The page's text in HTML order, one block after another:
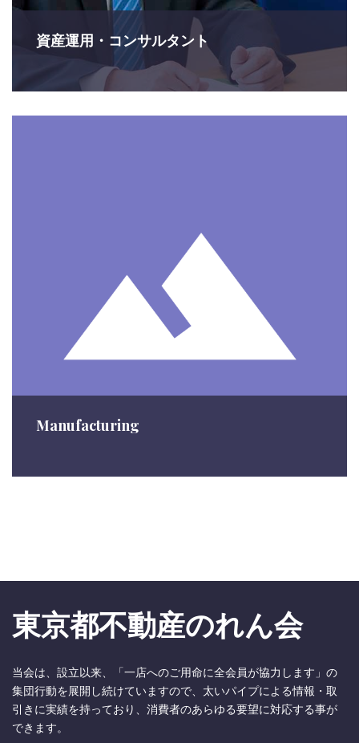
資産運用・コンサルタント
Manufacturing
東京都不動産のれん会
当会は、設立以来、「一店へのご用命に全会員が協力します」の
集団行動を展開し続けていますので、太いパイプによる情報・取
引きに実績を持っており、消費者のあらゆる要望に対応する事が
できます。